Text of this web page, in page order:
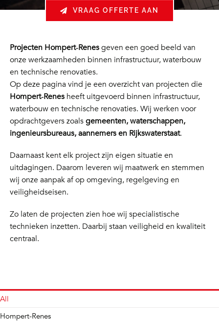
VRAAG OFFERTE AAN
Projecten Hompert‑Renesgeven een goed beeld van
onze werkzaamheden binnen infrastructuur, waterbouw
en technische renovaties.
Op deze pagina vind je een overzicht van projecten die
Hompert‑Renesheeft uitgevoerd binnen infrastructuur,
waterbouw en technische renovaties. Wij werken voor
opdrachtgevers zoalsgemeenten, waterschappen,
ingenieursbureaus, aannemers en Rijkswaterstaat.
Daarnaast kent elk project zijn eigen situatie en
uitdagingen. Daarom leveren wij maatwerk en stemmen
wij onze aanpak af op omgeving, regelgeving en
veiligheidseisen.
Zo laten de projecten zien hoe wij specialistische
technieken inzetten. Daarbij staan veiligheid en kwaliteit
centraal.
All
Hompert-Renes